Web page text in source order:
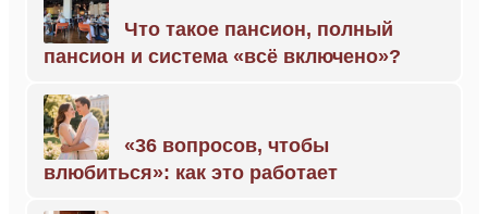
Что такое пансион, полный
пансион и система «всё включено»?
«36 вопросов, чтобы
влюбиться»: как это работает